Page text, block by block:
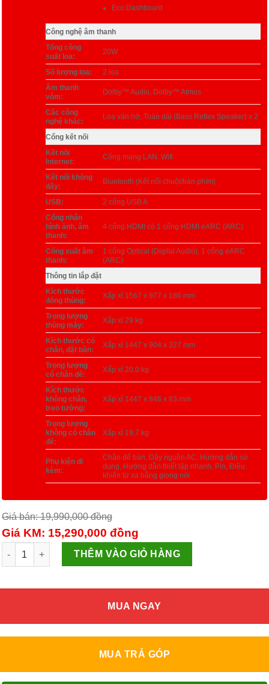
Eco Dashboard
Công nghệ âm thanh
Tổng công
suất loa:
20W
Số lượng loa:
2 loa
Âm thanh
vòm:
Dolby™ Audio, Dolby™ Atmos
Các công
nghệ khác:
Loa ván hở, Toàn dải (Bass Reflex Speaker) x 2
Cổng kết nối
Kết nối
Internet:
Cổng mạng LAN,Wifi
Kết nối không
dây:
Bluetooth (Kết nối chuột/bàn phím)
USB:
2 cổng USB A
Cổng nhận
hình ảnh, âm
thanh:
4 cổng HDMI có 1 cổng HDMI eARC (ARC)
Cổng xuất âm
thanh:
1 cổng Optical (Digital Audio), 1 cổng eARC
(ARC)
Thông tin lắp đặt
Kích thước
đóng thùng:
Xấp xỉ 1567 x 977 x 186 mm
Trọng lượng
thùng máy:
Xấp xỉ 29 kg
Kích thước có
chân, đặt bàn:
Xấp xỉ 1447 x 904 x 327 mm
Trọng lượng
có chân đế:
Xấp xỉ 20,0 kg
Kích thước
không chân,
treo tường:
Xấp xỉ 1447 x 846 x 83 mm
Trọng lượng
không có chân
đế:
Xấp xỉ 19,7 kg
Phụ kiện đi
kèm:
Chân để bàn, Dây nguồn AC, Hướng dẫn sử
dụng, Hướng dẫn thiết lập nhanh, Pin, Điều
khiển từ xa bằng giọng nói
Giá bán: 19,990,000đồng
Giá KM: 15,290,000 đồng
Android Tivi Sony 4K 65 inch K-65S20M2 số lượng
THÊM VÀO GIỎ HÀNG
MUA NGAY
MUA TRẢ GÓP